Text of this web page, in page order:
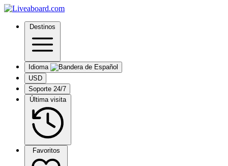
Destinos
Idioma
USD
Soporte 24/7
Última visita
Favoritos